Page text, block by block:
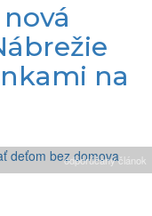
na
odporúčaný článok